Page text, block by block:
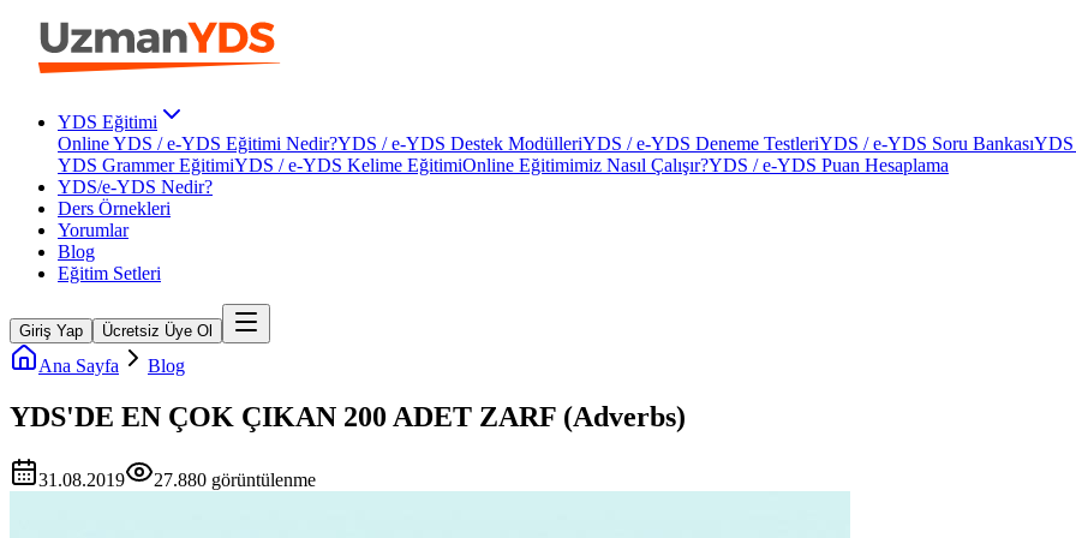
YDS Eğitimi
Online YDS / e-YDS Eğitimi Nedir?YDS / e-YDS Destek ModülleriYDS / e-YDS Deneme TestleriYDS / e-YDS Soru BankasıYDS
YDS Grammer EğitimiYDS / e-YDS Kelime EğitimiOnline Eğitimimiz Nasıl Çalışır?YDS / e-YDS Puan Hesaplama
YDS/e-YDS Nedir?
Ders Örnekleri
Yorumlar
Blog
Eğitim Setleri
Giriş Yap Ücretsiz Üye Ol
Ana Sayfa Blog
YDS'DE EN ÇOK ÇIKAN 200 ADET ZARF (Adverbs)
31.08.2019 27.880 görüntülenme